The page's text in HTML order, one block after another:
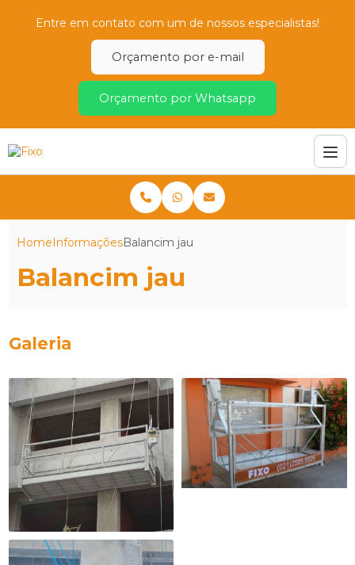
Entre em contato com um de nossos especialistas!
Orçamento por e-mail
Orçamento por Whatsapp
HomeInformaçõesBalancim jau
Balancim jau
Galeria